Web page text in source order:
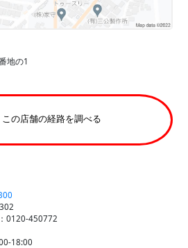
地の1
この店舗の経路を調べる
0120-450772
18:00